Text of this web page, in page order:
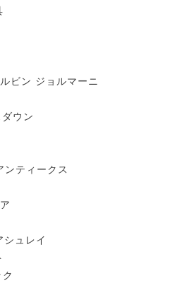
ビン ジョルマーニ
ウン
ティークス
ュレイ